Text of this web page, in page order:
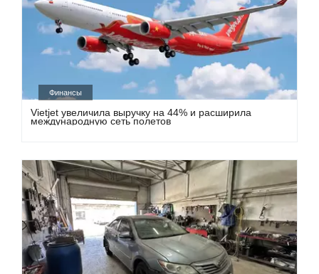
Финансы
Vietjet увеличила выручку на 44% и расширила
международную сеть полетов